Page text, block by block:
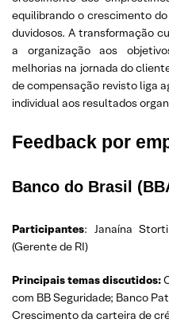
equilibrando o crescimento
duvidosos. A transformação
a organização aos
melhorias na jornada do
de compensação revisto liga
individual aos resultados
Feedback por
Banco do Brasil
Participantes: Janaína
(Gerente de RI)
Principais temas discutidos:
com BB Seguridade; Banco
Crescimento da carteira de